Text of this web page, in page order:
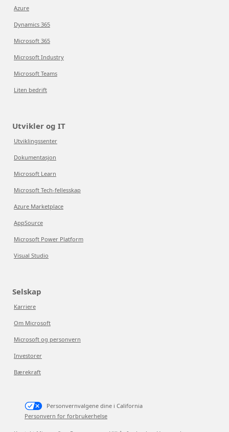
Azure
Dynamics 365
Microsoft 365
Microsoft Industry
Microsoft Teams
Liten bedrift
Utvikler og IT
Utviklingssenter
Dokumentasjon
Microsoft Learn
Microsoft Tech-fellesskap
Azure Marketplace
AppSource
Microsoft Power Platform
Visual Studio
Selskap
Karriere
Om Microsoft
Microsoft og personvern
Investorer
Bærekraft
Personvernvalgene dine i California
Personvern for forbrukerhelse